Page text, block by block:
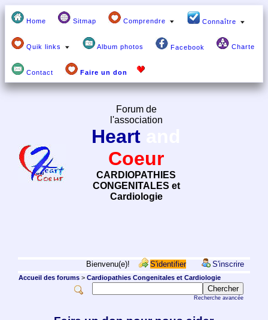
Home Sitmap Comprendre Connaître
Quik links Album photos Facebook Charte
Contact Faire un don
Forum de
l'association
Heart
Coeur
CARDIOPATHIES
CONGENITALES et
Cardiologie
Bienvenu(e)! S'identifier S'inscrire
Accueil des forums> Cardiopathies Congenitales et Cardiologie
Recherche avancée